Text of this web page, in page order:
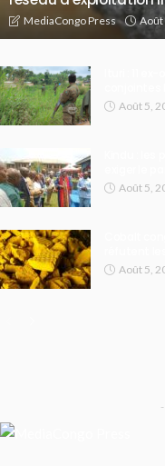
MediaCongo Press Août
Août 5,
Août 5,
Août 5,